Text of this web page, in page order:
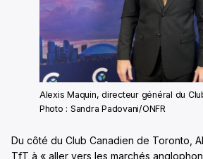
Alexis Maquin, directeur général du
Photo : Sandra Padovani/ONFR
Du côté du Club Canadien de Toronto,
TfT à « aller vers les marchés